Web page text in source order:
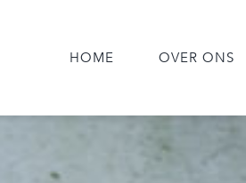
HOME OVER ONS